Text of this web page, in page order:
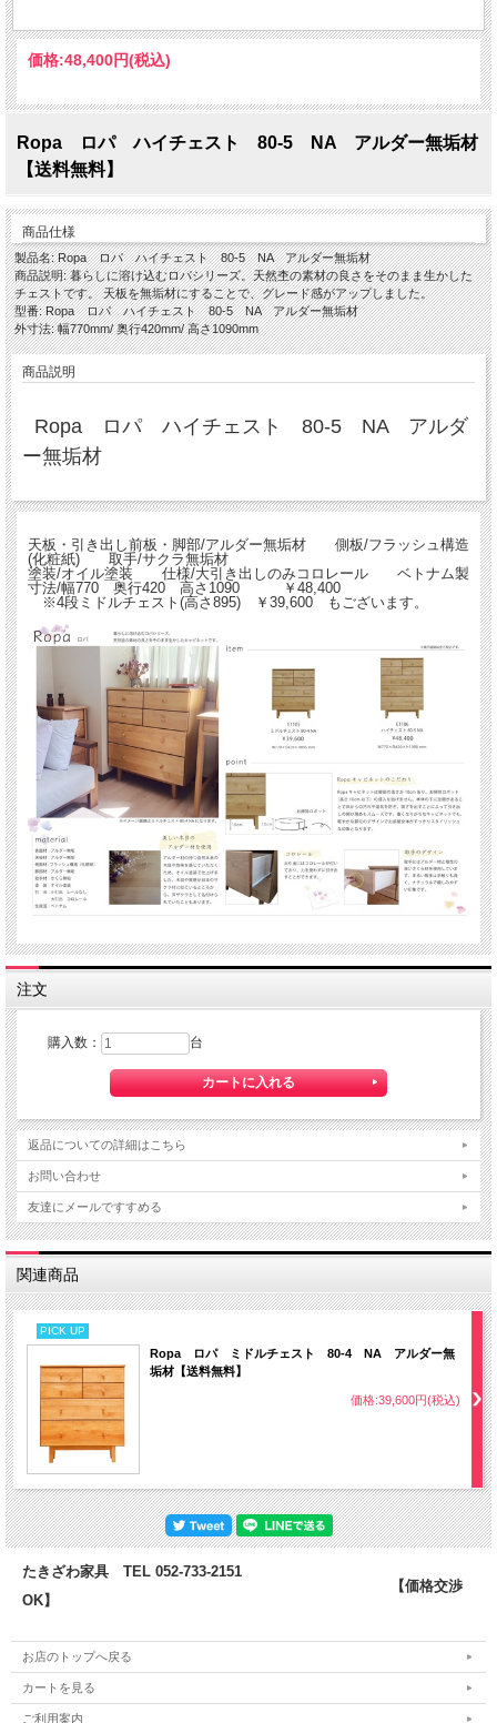
価格:48,400円(税込)
Ropa ロパ ハイチェスト 80-5 NA アルダー無垢材
【送料無料】
商品仕様
製品名: Ropa ロパ ハイチェスト 80-5 NA アルダー無垢材
商品説明: 暮らしに溶け込むロパシリーズ。天然杢の素材の良さをそのまま生かした
チェストです。 天板を無垢材にすることで、グレード感がアップしました。
型番: Ropa ロパ ハイチェスト 80-5 NA アルダー無垢材
外寸法: 幅770mm/ 奥行420mm/ 高さ1090mm
商品説明
Ropa ロパ ハイチェスト 80-5 NA アルダ
ー無垢材
天板・引き出し前板・脚部/アルダー無垢材 側板/フラッシュ構造
(化粧紙) 取手/サクラ無垢材
塗装/オイル塗装 仕様/大引き出しのみコロレール ベトナム製
寸法/幅770 奥行420 高さ1090 ￥48,400
※4段ミドルチェスト(高さ895) ￥39,600 もございます。
注文
購入数： 台
返品についての詳細はこちら
お問い合わせ
友達にメールですすめる
関連商品
PICK UP
Ropa ロパ ミドルチェスト 80-4 NA アルダー無
垢材【送料無料】
価格:39,600円(税込)
たきざわ家具 TEL 052-733-2151
【価格交渉
OK】
お店のトップへ戻る
カートを見る
ご利用案内